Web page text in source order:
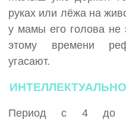
руках или лёжа на
у мамы его голова не
этому времени
угасают.
Период с 4 до 6